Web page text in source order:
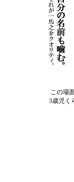
この場
3歳児く